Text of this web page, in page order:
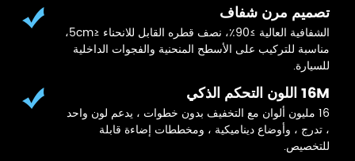
تصميم مرن شفاف
الشفافية العالية ≥90٪، نصف قطره القابل للانحناء ≤5cm،
مناسبة للتركيب على الأسطح المنحنية والفجوات الداخلية
للسيارة.
16M اللون التحكم الذكي
16 مليون ألوان مع التخفيف بدون خطوات ، يدعم لون واحد
، تدرج ، وأوضاع ديناميكية ، ومخططات إضاءة قابلة
للتخصيص.